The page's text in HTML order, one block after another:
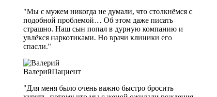
"Мы с мужем никогда не думали, что столкнёмся с
подобной проблемой… Об этом даже писать
страшно. Наш сын попал в дурную компанию и
увлёкся наркотиками. Но врачи клиники его
спасли."
ВалерийПациент
"Для меня было очень важно быстро бросить